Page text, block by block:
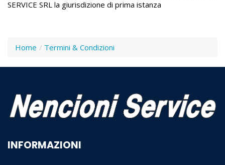
SERVICE SRL la giurisdizione di prima istanza
Home Termini & Condizioni
INFORMAZIONI